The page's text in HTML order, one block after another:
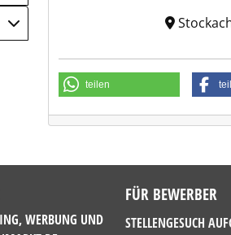
teilen
WERBUNG UND
FÜR BEWERBER
STELLENGESUCH